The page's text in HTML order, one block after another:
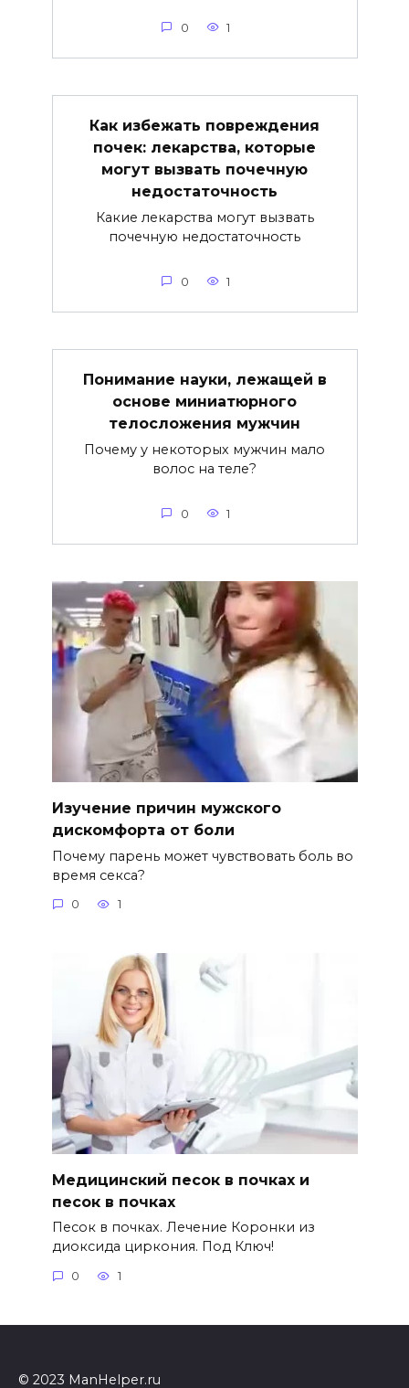
0 1
Как избежать повреждения
почек: лекарства, которые
могут вызвать почечную
недостаточность
Какие лекарства могут вызвать
почечную недостаточность
0 1
Понимание науки, лежащей в
основе миниатюрного
телосложения мужчин
Почему у некоторых мужчин мало
волос на теле?
0 1
Изучение причин мужского
дискомфорта от боли
Почему парень может чувствовать боль во
время секса?
0 1
Медицинский песок в почках и
песок в почках
Песок в почках. Лечение Коронки из
диоксида циркония. Под Ключ!
0 1
© 2023 ManHelper.ru